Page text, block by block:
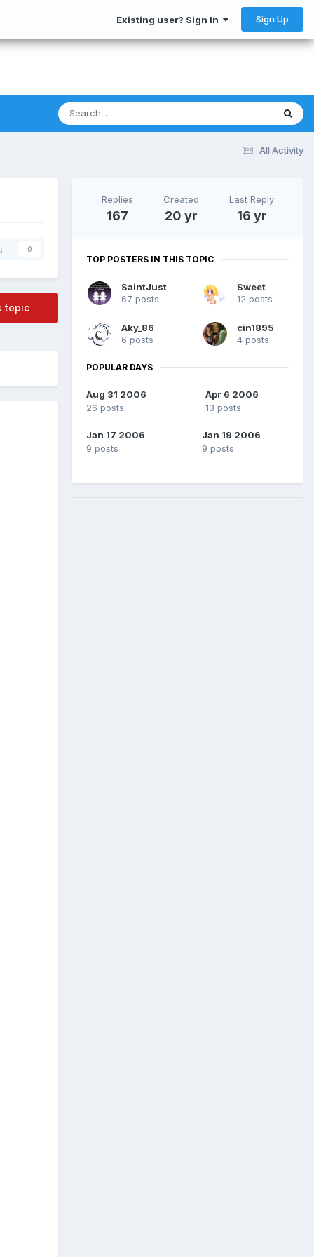
Existing user? Sign In Sign Up
All Activity
0
topic
Replies
167
Created
20 yr
Last Reply
16 yr
TOP POSTERS IN THIS TOPIC
SaintJust
67 posts
Sweet
12 posts
Aky_86
6 posts
cin1895
4 posts
POPULAR DAYS
Aug 31 2006
26 posts
Apr 6 2006
13 posts
Jan 17 2006
9 posts
Jan 19 2006
9 posts